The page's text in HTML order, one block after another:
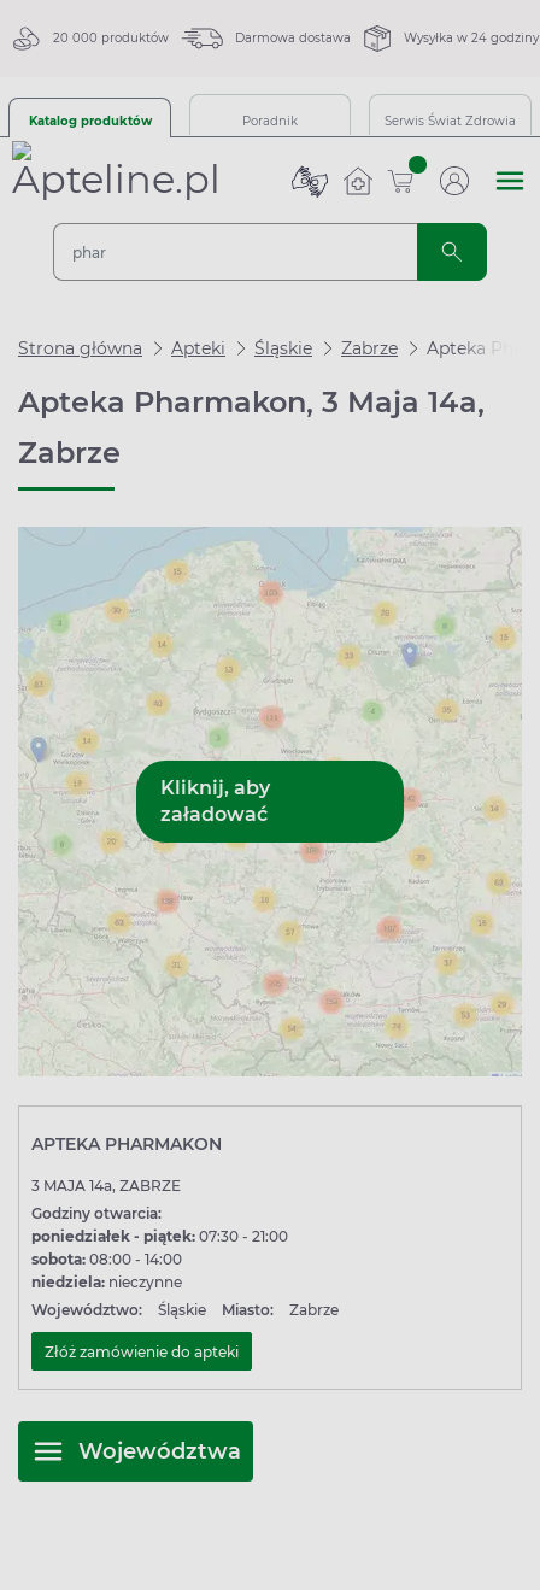
20 000 produktów Darmowa dostawa Wysyłka w 24 godziny
Katalog produktów Poradnik Serwis Świat Zdrowia
sztuk
Strona główna Apteki Śląskie Zabrze Apteka
Apteka Pharmakon, 3 Maja 14a,
Zabrze
APTEKA PHARMAKON
3 MAJA 14a, ZABRZE
Godziny otwarcia:
poniedziałek - piątek: 07:30 - 21:00
sobota: 08:00 - 14:00
niedziela: nieczynne
Województwo:
Śląskie Miasto: Zabrze
Złóż zamówienie do apteki
Województwa